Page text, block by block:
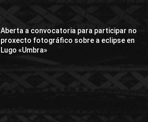
Aberta a convocatoria para participar no
proxecto fotográfico sobre a eclipse en
Lugo «Umbra»